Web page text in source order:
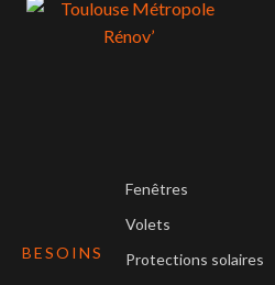
BESOINS
Fenêtres
Volets
Protections solaires